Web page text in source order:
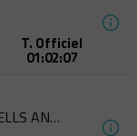
T. Officiel
01:02:07
CLUB TRIATLÓ SERRADELLS ANDORRA